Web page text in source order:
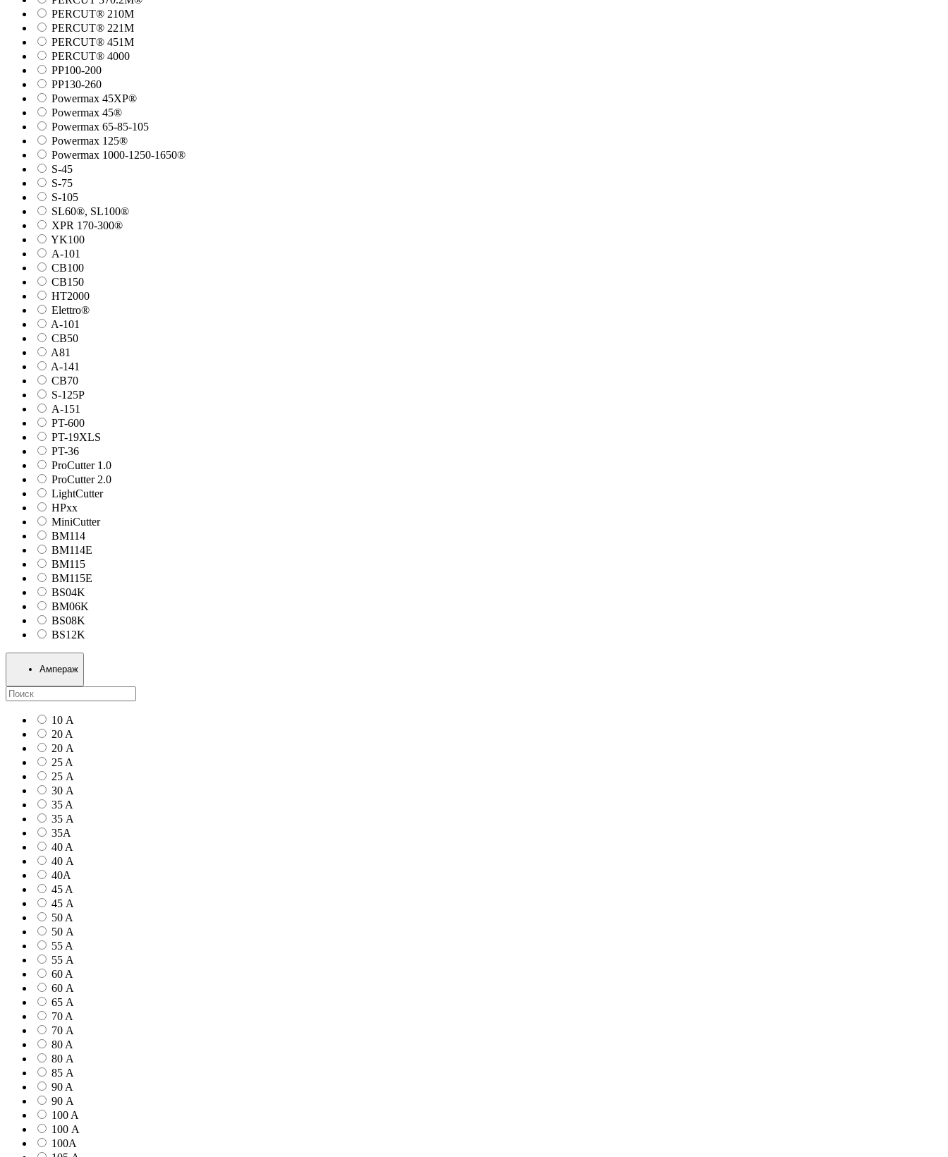
PERCUT® 210M
PERCUT® 221M
PERCUT® 451M
PERCUT® 4000
PP100-200
PP130-260
Powermax 45XP®
Powermax 45®
Powermax 65-85-105
Powermax 125®
Powermax 1000-1250-1650®
S-45
S-75
S-105
SL60®, SL100®
XPR 170-300®
YK100
А-101
СВ100
СВ150
HT2000
Elettro®
A-101
СВ50
A81
A-141
СВ70
S-125P
А-151
PT-600
PT-19XLS
PT-36
ProCutter 1.0
ProCutter 2.0
LightCutter
HPxx
MiniCutter
BM114
BM114E
BM115
BM115E
BS04K
BM06K
BS08K
BS12K
Ампераж
10 А
20 A
20 А
25 A
25 А
30 А
35 A
35 А
35А
40 A
40 А
40А
45 A
45 А
50 A
50 А
55 A
55 А
60 A
60 А
65 А
70 A
70 А
80 A
80 А
85 А
90 A
90 А
100 A
100 А
100А